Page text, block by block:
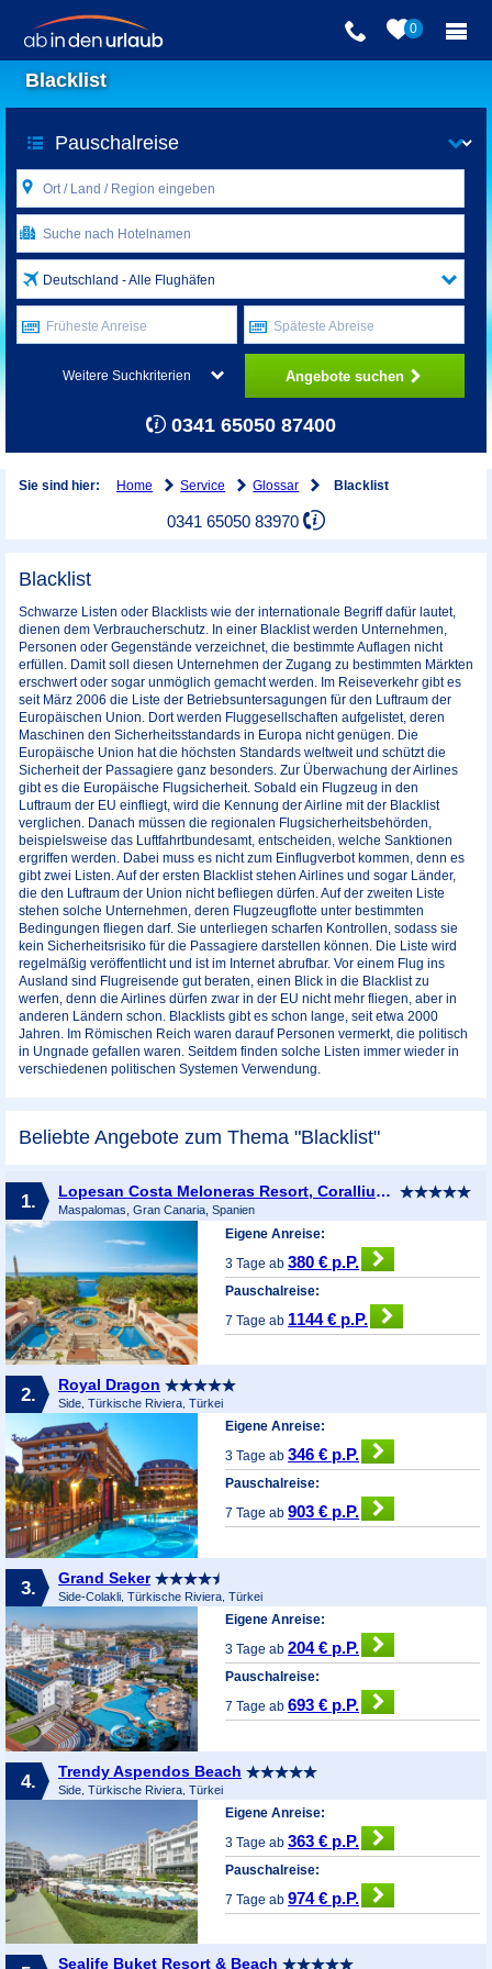
0
Blacklist
Deutschland - Alle Flughäfen
Früheste Anreise Späteste Abreise
Weitere Suchkriterien Angebote suchen
0341 65050 87400
Sie sind hier: Home Service Glossar Blacklist
0341 65050 83970
Blacklist
Schwarze Listen oder Blacklists wie der internationale Begriff dafür lautet,
dienen dem Verbraucherschutz. In einer Blacklist werden Unternehmen,
Personen oder Gegenstände verzeichnet, die bestimmte Auflagen nicht
erfüllen. Damit soll diesen Unternehmen der Zugang zu bestimmten Märkten
erschwert oder sogar unmöglich gemacht werden. Im Reiseverkehr gibt es
seit März 2006 die Liste der Betriebsuntersagungen für den Luftraum der
Europäischen Union. Dort werden Fluggesellschaften aufgelistet, deren
Maschinen den Sicherheitsstandards in Europa nicht genügen. Die
Europäische Union hat die höchsten Standards weltweit und schützt die
Sicherheit der Passagiere ganz besonders. Zur Überwachung der Airlines
gibt es die Europäische Flugsicherheit. Sobald ein Flugzeug in den
Luftraum der EU einfliegt, wird die Kennung der Airline mit der Blacklist
verglichen. Danach müssen die regionalen Flugsicherheitsbehörden,
beispielsweise das Luftfahrtbundesamt, entscheiden, welche Sanktionen
ergriffen werden. Dabei muss es nicht zum Einflugverbot kommen, denn es
gibt zwei Listen. Auf der ersten Blacklist stehen Airlines und sogar Länder,
die den Luftraum der Union nicht befliegen dürfen. Auf der zweiten Liste
stehen solche Unternehmen, deren Flugzeugflotte unter bestimmten
Bedingungen fliegen darf. Sie unterliegen scharfen Kontrollen, sodass sie
kein Sicherheitsrisiko für die Passagiere darstellen können. Die Liste wird
regelmäßig veröffentlicht und ist im Internet abrufbar. Vor einem Flug ins
Ausland sind Flugreisende gut beraten, einen Blick in die Blacklist zu
werfen, denn die Airlines dürfen zwar in der EU nicht mehr fliegen, aber in
anderen Ländern schon. Blacklists gibt es schon lange, seit etwa 2000
Jahren. Im Römischen Reich waren darauf Personen vermerkt, die politisch
in Ungnade gefallen waren. Seitdem finden solche Listen immer wieder in
verschiedenen politischen Systemen Verwendung.
Beliebte Angebote zum Thema "Blacklist"
1. Lopesan Costa Meloneras Resort, Corallium Spa & Casino
Maspalomas, Gran Canaria, Spanien
Eigene Anreise:
3 Tage ab380 € p.P.
Pauschalreise:
7 Tage ab 1144 € p.P.
2. Royal Dragon
Side, Türkische Riviera, Türkei
Eigene Anreise:
3 Tage ab346 € p.P.
Pauschalreise:
7 Tage ab903 € p.P.
3. Grand Seker
Side-Colakli, Türkische Riviera, Türkei
Eigene Anreise:
3 Tage ab204 € p.P.
Pauschalreise:
7 Tage ab693 € p.P.
4. Trendy Aspendos Beach
Side, Türkische Riviera, Türkei
Eigene Anreise:
3 Tage ab363 € p.P.
Pauschalreise:
7 Tage ab974 € p.P.
Sealife Buket Resort & Beach